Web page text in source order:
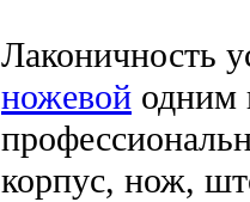
Лаконичность
ножевой одним
корпус, нож,